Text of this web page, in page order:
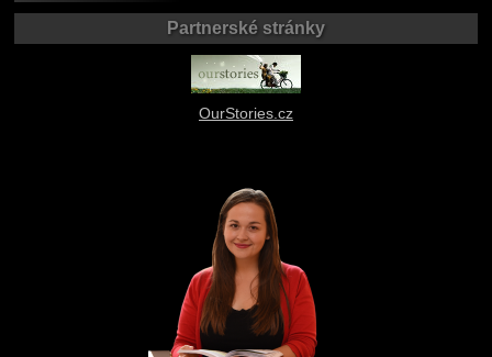
Partnerské stránky
OurStories.cz